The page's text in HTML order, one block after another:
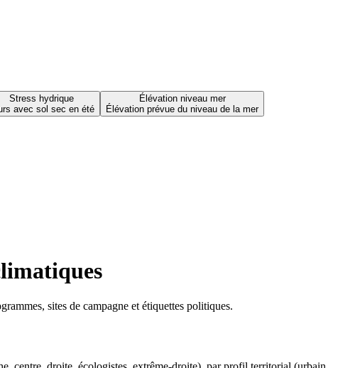
Stress hydrique
avec sol sec en été
Élévation niveau mer
Élévation prévue du niveau de la mer
sites de campagne et étiquettes politiques.